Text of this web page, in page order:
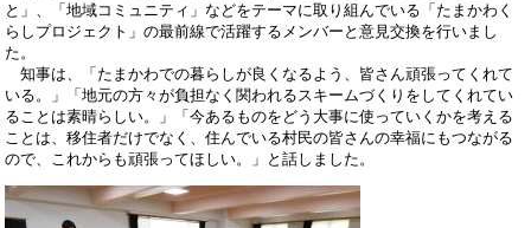
と」、「地域コミュニティ」などをテーマに取り組んでいる「たまかわく
らしプロジェクト」の最前線で活躍するメンバーと意見交換を行いまし
た。
知事は、「たまかわでの暮らしが良くなるよう、皆さん頑張ってくれて
いる。」「地元の方々が負担なく関われるスキームづくりをしてくれてい
ることは素晴らしい。」「今あるものをどう大事に使っていくかを考える
ことは、移住者だけでなく、住んでいる村民の皆さんの幸福にもつながる
ので、これからも頑張ってほしい。」と話しました。